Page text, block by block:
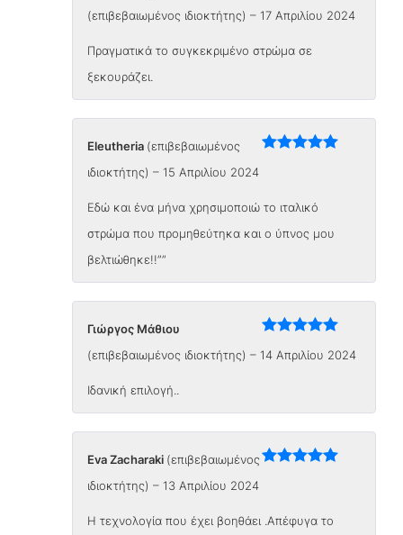
με5από 5
(επιβεβαιωμένος ιδιοκτήτης) – 17 Απριλίου 2024
Πραγματικά το συγκεκριμένο στρώμα σε
ξεκουράζει.
Eleutheria (επιβεβαιωμένος
ιδιοκτήτης) – 15 Απριλίου 2024
Εδώ και ένα μήνα χρησιμοποιώ το ιταλικό
στρώμα που προμηθεύτηκα και ο ύπνος μου
βελτιώθηκε!!””
με5από 5
Γιώργος Μάθιου
(επιβεβαιωμένος ιδιοκτήτης) – 14 Απριλίου 2024
Ιδανική επιλογή..
Eva Zacharaki (επιβεβαιωμένος
ιδιοκτήτης) – 13 Απριλίου 2024
Η τεχνολογία που έχει βοηθάει .Απέφυγα το